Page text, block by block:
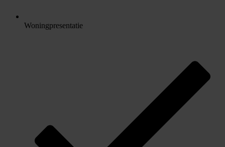
Woningpresentatie